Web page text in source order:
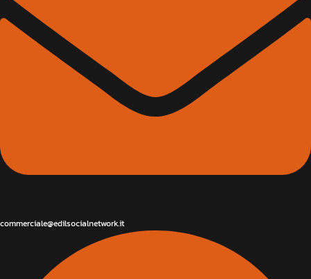
commerciale@edilsocialnetwork.it